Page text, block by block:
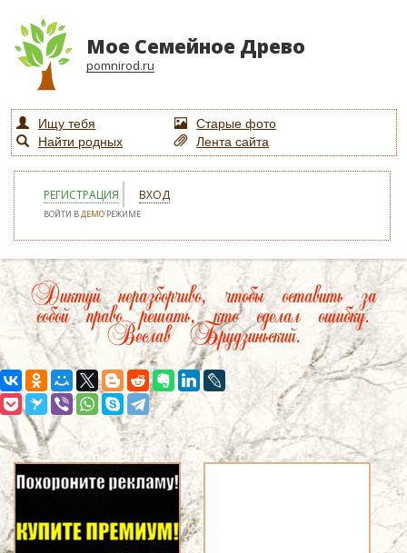
Мое Семейное Древо
pomnirod.ru
Ищу тебя
Старые фото
Найти родных
Лента сайта
РЕГИСТРАЦИЯ ВХОД
ВОЙТИ ВДЕМО РЕЖИМЕ
Диктуй неразборчиво, чтобы оставить за
собой право решать, кто сделал ошибку.
Веслав Брудзиньский.